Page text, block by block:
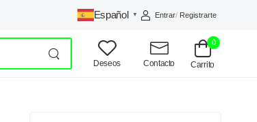
Español ▼ Entrar/ Registrarte
Deseos
Contacto
0
Carrito